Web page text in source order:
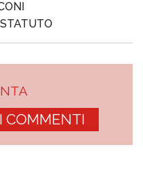
COMMENTI